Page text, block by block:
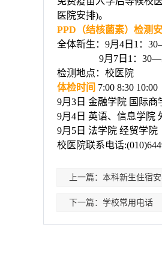
医院安排)。
PPD （结核菌素）检测
全体新生： 9月 4 日 1 ： 30
9月 7 日 1 ： 30—
检测地点：校医院
体检时间 7:00 8:30 10:00
9月 3 日 金融学院 国际商
9月 4 日 英语、信息学院
9月 5 日 法学院 经贸学院
校医院联系电话
上一篇：本科新生住宿
下一篇：学校常用电话